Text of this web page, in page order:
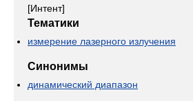
[Интент]
Тематики
измерение лазерного излучения
Синонимы
динамический диапазон